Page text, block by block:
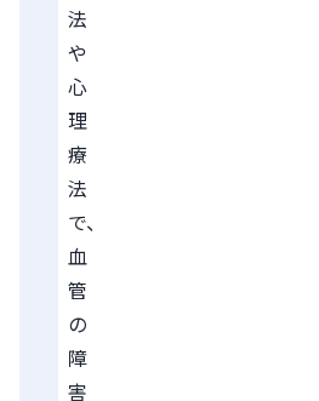
法
や
心
理
療
法
で、
血
管
の
障
害